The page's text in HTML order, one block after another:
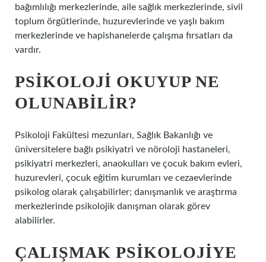
bağımlılığı merkezlerinde, aile sağlık merkezlerinde, sivil
toplum örgütlerinde, huzurevlerinde ve yaşlı bakım
merkezlerinde ve hapishanelerde çalışma fırsatları da
vardır.
PSIKOLOJI OKUYUP NE
OLUNABILIR?
Psikoloji Fakültesi mezunları, Sağlık Bakanlığı ve
üniversitelere bağlı psikiyatri ve nöroloji hastaneleri,
psikiyatri merkezleri, anaokulları ve çocuk bakım evleri,
huzurevleri, çocuk eğitim kurumları ve cezaevlerinde
psikolog olarak çalışabilirler; danışmanlık ve araştırma
merkezlerinde psikolojik danışman olarak görev
alabilirler.
ÇALIŞMAK PSIKOLOJIYE